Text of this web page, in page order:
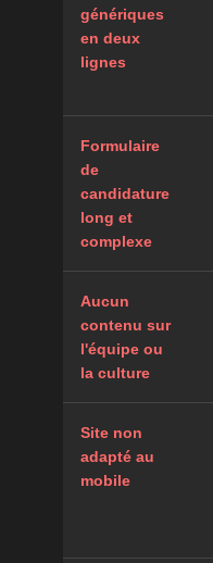
génériques
en deux
lignes
Formulaire
de
candidature
long et
complexe
Aucun
contenu sur
l'équipe ou
la culture
Site non
adapté au
mobile